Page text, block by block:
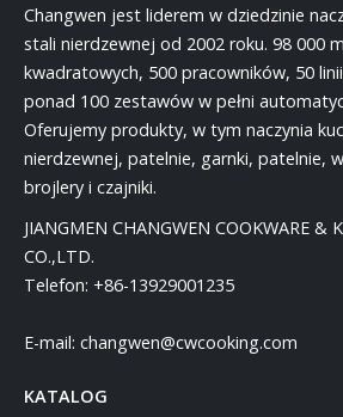
Changwen jest liderem w dziedzinie
stali nierdzewnej od 2002 roku. 98 000
kwadratowych, 500 pracowników, 50
ponad 100 zestawów w pełni
Oferujemy produkty, w tym naczynia
nierdzewnej, patelnie, garnki, patelnie,
brojlery i czajniki.
JIANGMEN CHANGWEN COOKWARE &
CO.,LTD.
Telefon: +86-13929001235
E-mail: changwen@cwcooking.com
KATALOG